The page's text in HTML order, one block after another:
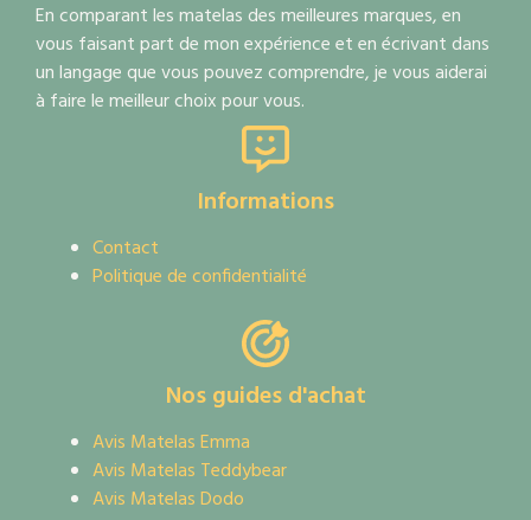
En comparant les matelas des meilleures marques, en
vous faisant part de mon expérience et en écrivant dans
un langage que vous pouvez comprendre, je vous aiderai
à faire le meilleur choix pour vous.
Informations
Contact
Politique de confidentialité
Nos guides d'achat
Avis Matelas Emma
Avis Matelas Teddybear
Avis Matelas Dodo